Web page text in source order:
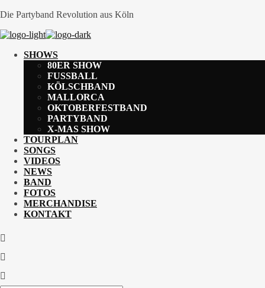
Die Partyband Revolution aus Köln
SHOWS
80ER SHOW
FUSSBALL
KÖLSCHBAND
MALLORCA
OKTOBERFESTBAND
PARTYBAND
X-MAS SHOW
TOURPLAN
SONGS
VIDEOS
NEWS
BAND
FOTOS
MERCHANDISE
KONTAKT